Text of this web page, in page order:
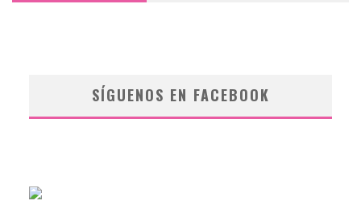
SÍGUENOS EN FACEBOOK